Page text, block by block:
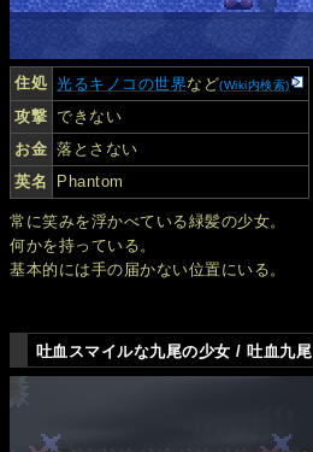
住処 光るキノコの世界など(Wiki内検索)
攻撃 できない
お金 落とさない
英名
Phantom
常に笑みを浮かべている緑髪の少女。
何かを持っている。
基本的には手の届かない位置にいる。
吐血スマイルな九尾の少女 / 吐血九尾